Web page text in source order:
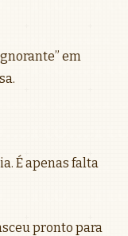
em
É apenas falta
pronto para